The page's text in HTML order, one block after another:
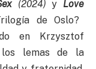
(2024) y Love
de Oslo?
en Krzysztof
los lemas de la